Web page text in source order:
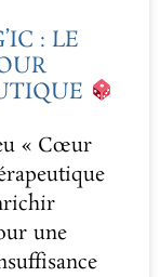
: LE
« Cœur
une